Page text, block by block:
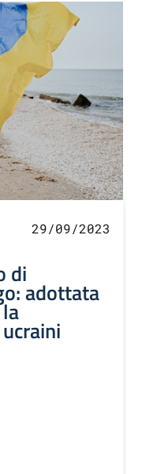
29/09/2023
di
adottata